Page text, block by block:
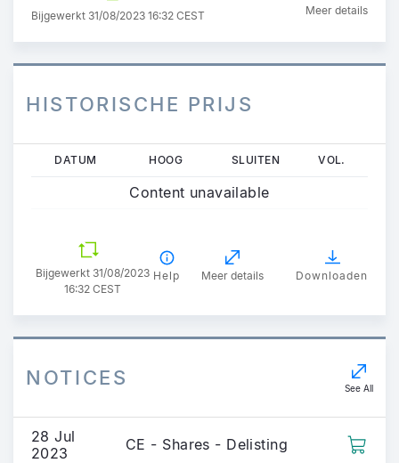
Bijgewerkt 31/08/2023 16:32 CEST Meer details
HISTORISCHE PRIJS
Overslaan
DATUM HOOG SLUITEN VOL.
Content unavailable
Bijgewerkt 31/08/2023
16:32 CEST
Help Meer details Downloaden
NOTICES See All
28 Jul
2023
CE - Shares - Delisting